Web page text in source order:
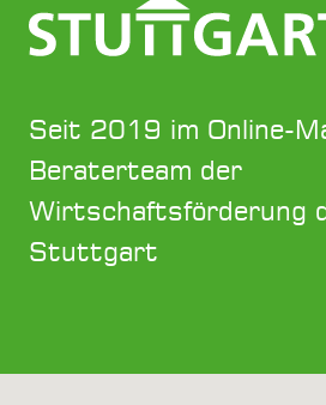
Seit 2019 im Online-
Beraterteam der
Wirtschaftsförderung
Stuttgart